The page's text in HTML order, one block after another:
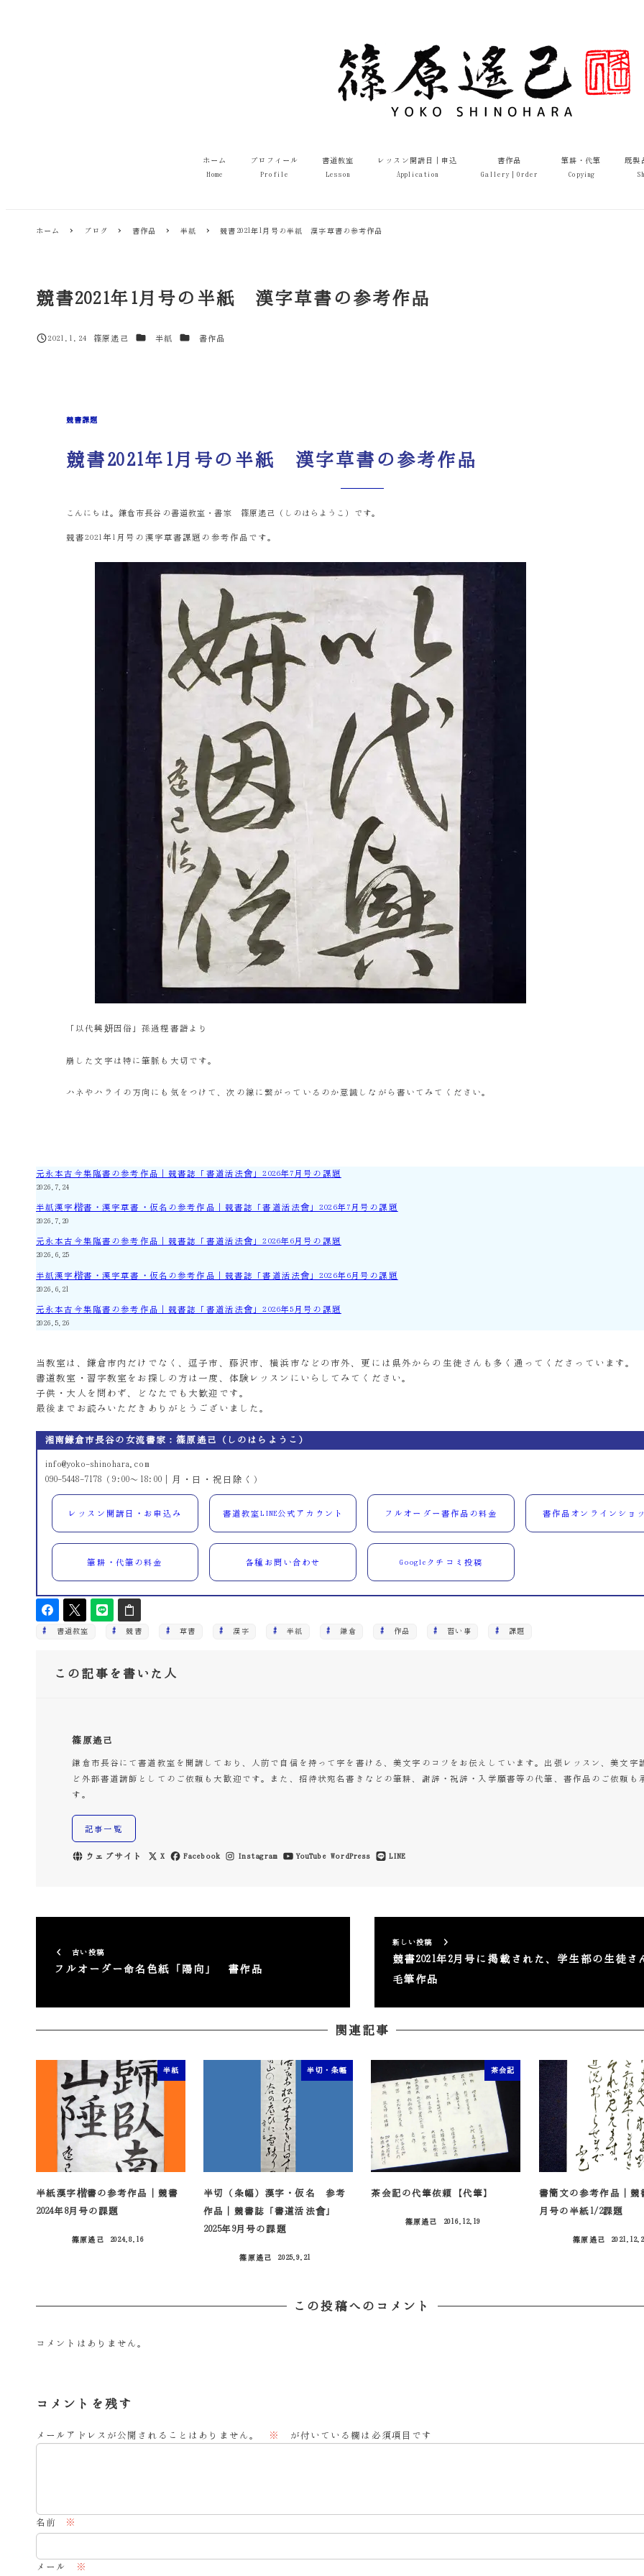
ホーム
Home
プロフィール
Profile
書道教室
Lesson
レッスン開講日｜申込
Application
書作品
Gallery｜Order
筆耕・代筆
Copying
既製
ホーム ブログ 書作品 半紙 競書2021年1月号の半紙 漢字草書の参考作品
競書2021年1月号の半紙 漢字草書の参考作品
投稿日
2021.1.24
著
篠原遙己 カテゴリー
半紙 カテゴリー
書作品
競書課題
競書2021年1月号の半紙 漢字草書の参考作品
こんにちは。鎌倉市長谷の書道教室・書家 篠原遙己（しのはらようこ）です。
競書2021年1月号の漢字草書課題の参考作品です。
「以代興妍因俗」孫過程書譜より
崩した文字は特に筆脈も大切です。
ハネやハライの方向にも気をつけて、次の線に繋がっているのか意識しながら書いてみてください。
元永本古今集臨書の参考作品｜競書誌「書道活法會」2026年7月号の課題
2026.7.24
半紙漢字楷書・漢字草書・仮名の参考作品｜競書誌「書道活法會」2026年7月号の課題
2026.7.20
元永本古今集臨書の参考作品｜競書誌「書道活法會」2026年6月号の課題
2026.6.25
半紙漢字楷書・漢字草書・仮名の参考作品｜競書誌「書道活法會」2026年6月号の課題
2026.6.21
元永本古今集臨書の参考作品｜競書誌「書道活法會」2026年5月号の課題
2026.5.26
当教室は、鎌倉市内だけでなく、逗子市、藤沢市、横浜市などの市外、更には県外からの生徒さんも多く通ってくださっています。
書道教室・習字教室をお探しの方は一度、体験レッスンにいらしてみてください。
子供・大人を問わず、どなたでも大歓迎です。
最後までお読みいただきありがとうございました。
湘南鎌倉市長谷の女流書家：篠原遙己（しのはらようこ）
info@yoko-shinohara.com
090-5448-7178（9:00～18:00｜月・日・祝日除く）
レッスン開講日・お申込み 書道教室LINE公式アカウント フルオーダー書作品の料金 書作品オンラインショ
筆耕・代筆の料金 各種お問い合わせ Googleクチコミ投稿
書道教室 競書 草書 漢字 半紙 鎌倉 作品 習い事 課題
この記事を書いた人
篠原遙己
鎌倉市長谷にて書道教室を開講しており、人前で自信を持って字を書ける、美文字のコツをお伝えしています。出張レッスン、美文字
ど外部書道講師としてのご依頼も大歓迎です。また、招待状宛名書きなどの筆耕、謝辞・祝辞・入学願書等の代筆、書作品のご依頼も
す。
記事一覧
ウェブサイト X Facebook Instagram YouTube WordPress LINE
古い投稿
フルオーダー命名色紙「陽向」 書作品
新しい投稿
競書2021年2月号に掲載された、学生部の生徒さ
毛筆作品
関連記事
半紙
半紙漢字楷書の参考作品｜競書
2024年8月号の課題
篠原遙己
2024.8.16
半切・条幅
半切（条幅）漢字・仮名 参考
作品｜競書誌「書道活法會」
2025年9月号の課題
篠原遙己
2025.9.21
茶会記
茶会記の代筆依頼【代筆】
篠原遙己
2016.12.19
書簡文の参考作品｜競
月号の半紙1/2課題
篠原遙己
この投稿へのコメント
コメントはありません。
コメントを残す
メールアドレスが公開されることはありません。 ※ が付いている欄は必須項目です
名前 ※
メール ※